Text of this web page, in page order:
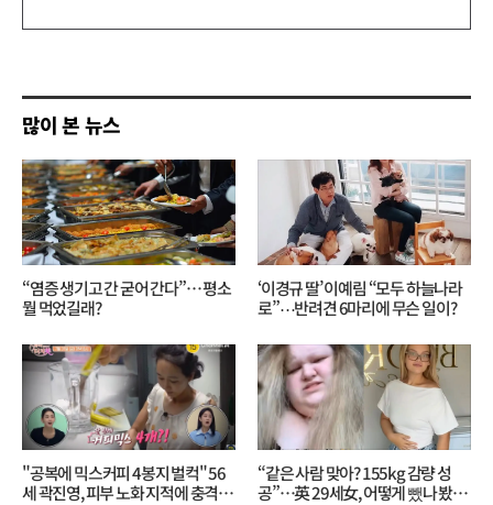
기
많이 본 뉴스
“염증 생기고 간 굳어 간다”… 평소
뭘 먹었길래?
‘이경규 딸’ 이예림 “모두 하늘나라
로”⋯반려견 6마리에 무슨 일이?
"공복에 믹스커피 4봉지 벌컥" 56
세 곽진영, 피부 노화 지적에 충격…
“같은 사람 맞아? 155kg 감량 성
공”…英 29세女, 어떻게 뺐나 봤더